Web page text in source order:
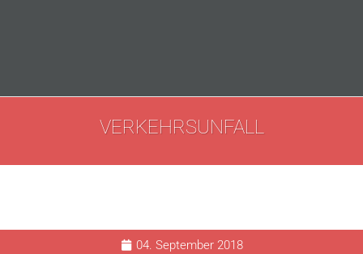
VERKEHRSUNFALL
04. September 2018